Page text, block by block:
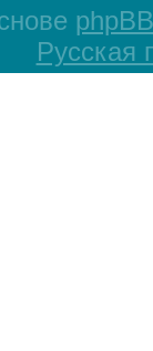
phpBB
Русская